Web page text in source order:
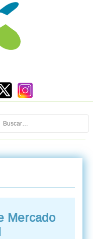
Mercado